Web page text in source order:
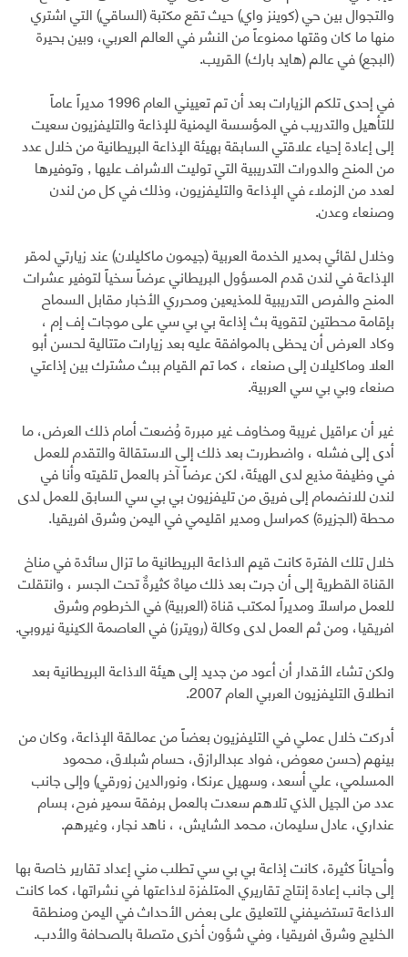
والتجوال بين حي (كوينز واي) حيث تقع مكتبة (الساقي) التي اشتري
منها ما كان وقتها ممنوعاً من النشر في العالم العربي، وبين بحيرة
(البجع) في عالم (هايد بارك) القريب.
في إحدى تلكم الزيارات بعد أن تم تعييني العام 1996 مديراً عاماً
للتأهيل والتدريب في المؤسسة اليمنية للإذاعة والتليفزيون سعيت
إلى إعادة إحياء علاقتي السابقة بهيئة الإذاعة البريطانية من خلال عدد
من المنح والدورات التدريبية التي توليت الاشراف عليها , وتوفيرها
لعدد من الزملاء في الإذاعة والتليفزيون، وذلك في كل من لندن
وصنعاء وعدن.
وخلال لقائي بمدير الخدمة العربية (جيمون ماكليلان) عند زيارتي لمقر
الإذاعة في لندن قدم المسؤول البريطاني عرضاً سخياً لتوفير عشرات
المنح والفرص التدريبية للمذيعين ومحرري الأخبار مقابل السماح
بإقامة محطتين لتقوية بث إذاعة بي بي سي على موجات إف إم ،
وكاد العرض أن يحظى بالموافقة عليه بعد زيارات متتالية لحسن أبو
العلا وماكليلان إلى صنعاء ، كما تم القيام ببث مشترك بين إذاعتي
صنعاء وبي بي سي العربية.
غير أن عراقيل غريبة ومخاوف غير مبررة وُضعت أمام ذلك العرض، ما
أدى إلى فشله ، واضطررت بعد ذلك إلى الاستقالة والتقدم للعمل
في وظيفة مذيع لدى الهيئة، لكن عرضاً آخر بالعمل تلقيته وأنا في
لندن للانضمام إلى فريق من تليفزيون بي بي سي السابق للعمل لدى
محطة (الجزيرة) كمراسل ومدير اقليمي في اليمن وشرق افريقيا.
خلال تلك الفترة كانت قيم الاذاعة البريطانية ما تزال سائدة في مناخ
القناة القطرية إلى أن جرت بعد ذلك مياهٌ كثيرةٌ تحت الجسر ، وانتقلت
للعمل مراسلاً ومديراً لمكتب قناة (العربية) في الخرطوم وشرق
افريقيا، ومن ثم العمل لدى وكالة (رويترز) في العاصمة الكينية نيروبي.
ولكن تشاء الأقدار أن أعود من جديد إلى هيئة الاذاعة البريطانية بعد
انطلاق التليفزيون العربي العام 2007.
أدركت خلال عملي في التليفزيون بعضاً من عمالقة الإذاعة، وكان من
بينهم (حسن معوض، فواد عبدالرازق، حسام شبلاق، محمود
المسلمي، علي أسعد، وسهيل عرنكا، ونورالدين زورقي) وإلى جانب
عدد من الجيل الذي تلاهم سعدت بالعمل برفقة سمير فرح، بسام
عنداري، عادل سليمان، محمد الشايش، ، ناهد نجار، وغيرهم.
وأحياناً كثيرة، كانت إذاعة بي بي سي تطلب مني إعداد تقارير خاصة بها
إلى جانب إعادة إنتاج تقاريري المتلفزة لاذاعتها في نشراتها، كما كانت
الاذاعة تستضيفني للتعليق على بعض الأحداث في اليمن ومنطقة
الخليج وشرق افريقيا، وفي شؤون أخرى متصلة بالصحافة والأدب.